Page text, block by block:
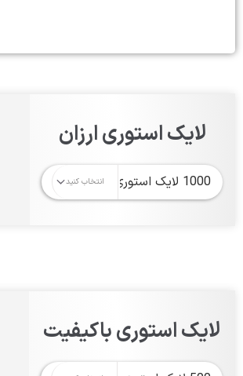
لایک استوری ارزان
لایک استوری باکیفیت